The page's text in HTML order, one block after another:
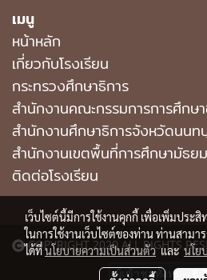
เมนู
หน้าหลัก
เกี่ยวกับโรงเรียน
กระทรวงศึกษาธิการ
สำนักงานคณะกรรมการการศึกษ
สำนักงานศึกษาธิการจังหวัดนนท
สํานักงานเขตพื้นที่การศึกษามัธ
ติดต่อโรงเรียน
COPYRIGHT 2020 ALL RIGHTS
ผู้เข้าชมทั้งหมด
เว็บไซต์นี้มีการใช้งานคุกกี้ เพื่อเพิ่มปร
ในการใช้งานเว็บไซต์ของท่าน ท่านสามา
ได้ที่นโยบายความเป็นส่วนตัวและนโย